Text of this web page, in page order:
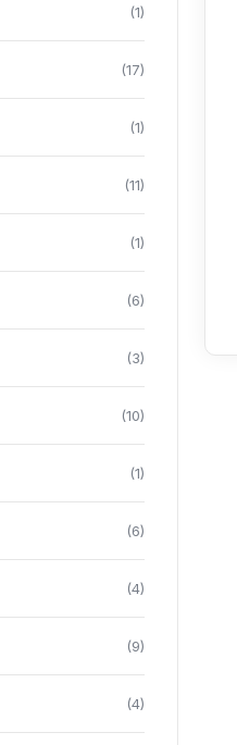
(1)
(17)
(1)
(11)
(1)
(6)
(3)
(10)
(1)
(6)
(4)
(9)
(4)